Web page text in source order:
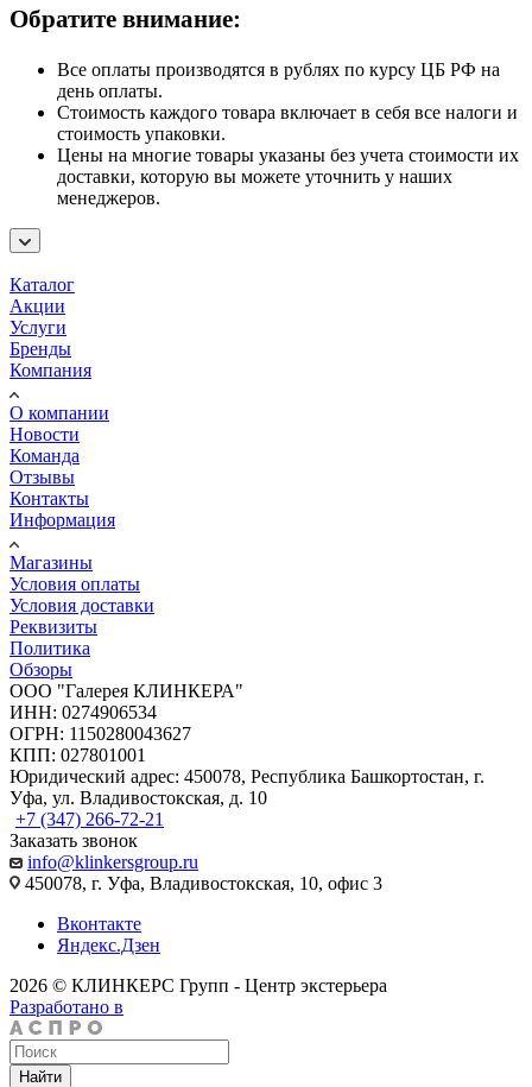
Обратите внимание:
Все оплаты производятся в рублях по курсу ЦБ РФ на
день оплаты.
Стоимость каждого товара включает в себя все налоги и
стоимость упаковки.
Цены на многие товары указаны без учета стоимости их
доставки, которую вы можете уточнить у наших
менеджеров.
Каталог
Акции
Услуги
Бренды
Компания
О компании
Новости
Команда
Отзывы
Контакты
Информация
Магазины
Условия оплаты
Условия доставки
Реквизиты
Политика
Обзоры
ООО "Галерея КЛИНКЕРА"
ИНН: 0274906534
ОГРН: 1150280043627
КПП: 027801001
Юридический адрес: 450078, Республика Башкортостан, г.
Уфа, ул. Владивостокская, д. 10
+7 (347) 266-72-21
Заказать звонок
info@klinkersgroup.ru
450078, г. Уфа, Владивостокская, 10, офис 3
Вконтакте
Яндекс.Дзен
2026 © КЛИНКЕРС Групп - Центр экстерьера
Разработано в
Найти